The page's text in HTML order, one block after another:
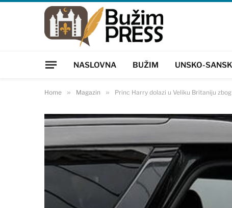
NASLOVNA BUŽIM UNSKO-
Home » Magazin » Princ Harry dolazi u Veliku Britaniju